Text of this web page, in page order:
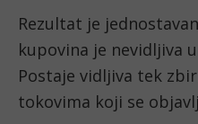
Rezultat je
kupovina je nevidljiva
Postaje vidljiva tek
tokovima koji se